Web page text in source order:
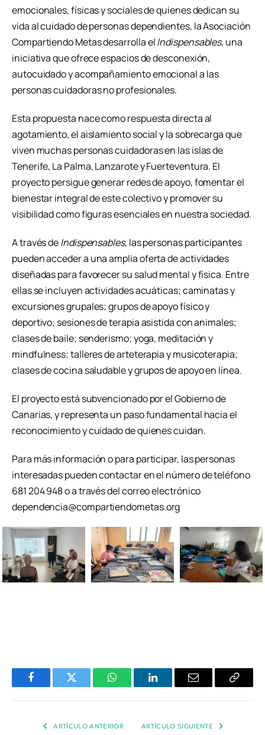
emocionales, físicas y sociales de quienes dedican su
vida al cuidado de personas dependientes, la Asociación
Compartiendo Metas desarrolla elIndispensables, una
iniciativa que ofrece espacios de desconexión,
autocuidado y acompañamiento emocional a las
personas cuidadoras no profesionales.
Esta propuesta nace como respuesta directa al
agotamiento, el aislamiento social y la sobrecarga que
viven muchas personas cuidadoras en las islas de
Tenerife, La Palma, Lanzarote y Fuerteventura. El
proyecto persigue generar redes de apoyo, fomentar el
bienestar integral de este colectivo y promover su
visibilidad como figuras esenciales en nuestra sociedad.
A través deIndispensables, las personas participantes
pueden acceder a una amplia oferta de actividades
diseñadas para favorecer su salud mental y física. Entre
ellas se incluyen actividades acuáticas; caminatas y
excursiones grupales; grupos de apoyo físico y
deportivo; sesiones de terapia asistida con animales;
clases de baile; senderismo; yoga, meditación y
mindfulness; talleres de arteterapia y musicoterapia;
clases de cocina saludable y grupos de apoyo en línea.
El proyecto está subvencionado por el Gobierno de
Canarias, y representa un paso fundamental hacia el
reconocimiento y cuidado de quienes cuidan.
Para más información o para participar, las personas
interesadas pueden contactar en el número de teléfono
681 204 948 o a través del correo electrónico
dependencia@compartiendometas.org
FacebookTwitter WhatsAppLinkedInEmail
Copiar
ARTÍCULO ANTERIOR ARTÍCULO SIGUIENTE